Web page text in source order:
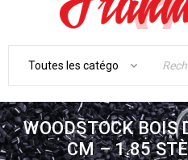
WOODSTOCK BOIS
CM – 1.85